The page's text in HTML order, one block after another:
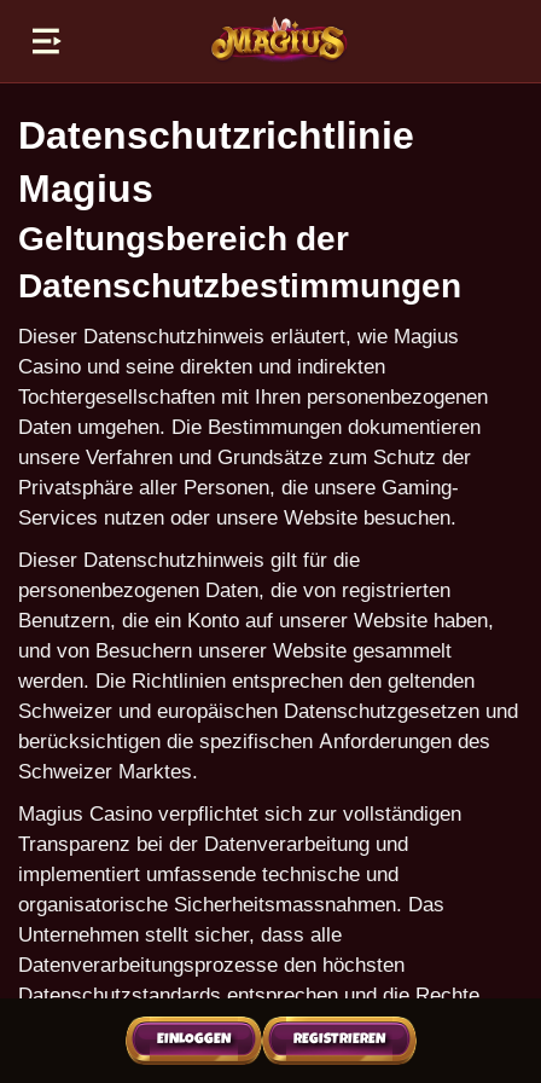
EINLOGGEN REGISTRIEREN
Magius
Anmeldung
Über uns
Verantwortungsvolles Spielen
Datenschutzrichtlinie
Magius
Geltungsbereich der
Datenschutzbestimmungen
Dieser Datenschutzhinweis erläutert, wie Magius
Casino und seine direkten und indirekten
Tochtergesellschaften mit Ihren personenbezogenen
Daten umgehen. Die Bestimmungen dokumentieren
unsere Verfahren und Grundsätze zum Schutz der
Privatsphäre aller Personen, die unsere Gaming-
Services nutzen oder unsere Website besuchen.
Dieser Datenschutzhinweis gilt für die
personenbezogenen Daten, die von registrierten
Benutzern, die ein Konto auf unserer Website haben,
und von Besuchern unserer Website gesammelt
werden. Die Richtlinien entsprechen den geltenden
Schweizer und europäischen Datenschutzgesetzen und
berücksichtigen die spezifischen Anforderungen des
Schweizer Marktes.
Magius Casino verpflichtet sich zur vollständigen
Transparenz bei der Datenverarbeitung und
implementiert umfassende technische und
organisatorische Sicherheitsmassnahmen. Das
Unternehmen stellt sicher, dass alle
Datenverarbeitungsprozesse den höchsten
Datenschutzstandards entsprechen und die Rechte
aller Nutzer respektiert werden.